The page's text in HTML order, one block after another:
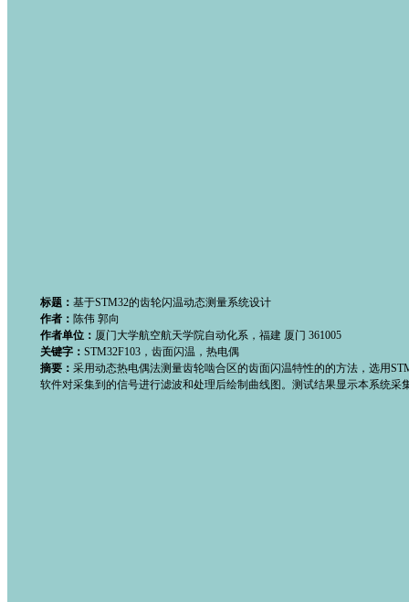
标题： 基于STM32的齿轮闪温动态测量系统设计
作者： 陈伟 郭向
作者单位： 厦门大学航空航天学院自动化系，福建 厦门 361005
关键字： STM32F103，齿面闪温，热电偶
摘要： 采用动态热电偶法测量齿轮啮合区的齿面闪温特性的的方法，选用
软件对采集到的信号进行滤波和处理后绘制曲线图。测试结果显示本系统